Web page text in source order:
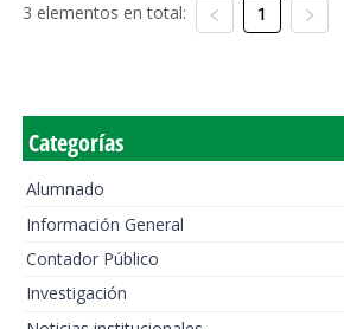
3 elementos en total: 1
Categorías
Alumnado
Información General
Contador Público
Investigación